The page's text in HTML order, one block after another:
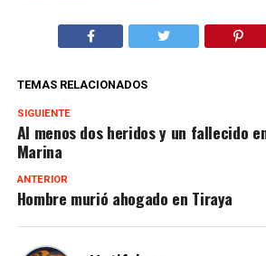
TEMAS RELACIONADOS
SIGUIENTE
Al menos dos heridos y un fallecido
Marina
ANTERIOR
Hombre murió ahogado en Tiraya